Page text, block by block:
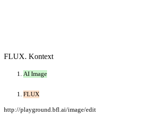
FLUX. Kontext
AI Image
FLUX
http://playground.bfl.ai/image/edit